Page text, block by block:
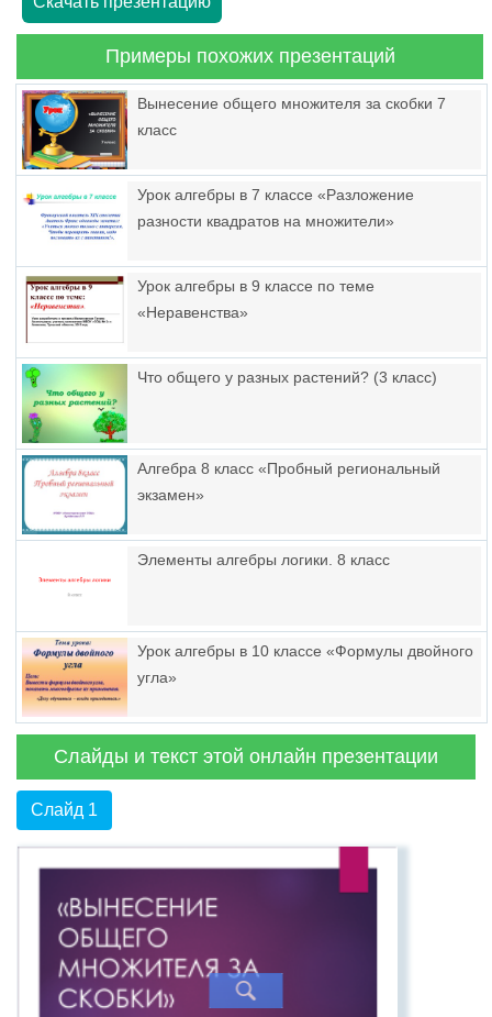
Примеры похожих презентаций
Вынесение общего множителя за скобки 7
класс
Урок алгебры в 7 классе «Разложение
разности квадратов на множители»
Урок алгебры в 9 классе по теме
«Неравенства»
Что общего у разных растений? (3 класс)
Алгебра 8 класс «Пробный региональный
экзамен»
Элементы алгебры логики. 8 класс
Урок алгебры в 10 классе «Формулы двойного
угла»
Слайды и текст этой онлайн презентации
Слайд 1